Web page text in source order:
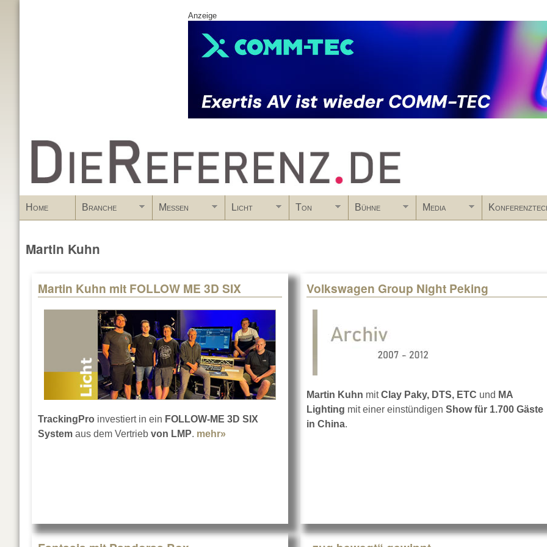
Anzeige
www.DieReferenz.de
Home Branche Messen Licht Ton Bühne Media
Martin Kuhn
Martin Kuhn mit FOLLOW ME 3D SIX
TrackingPro investiert in ein FOLLOW-ME 3D SIX
System aus dem Vertrieb von LMP. mehr»
Volkswagen Group Night Peking
Martin Kuhn mitClay Paky, DTS, ETC und MA
Lighting mit einer einstündigen Show für 1.700 Gäste
in China.